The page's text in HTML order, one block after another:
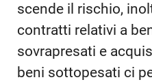
scende il rischio,
contratti relativi a
sovrapresati e
beni sottopesati ci